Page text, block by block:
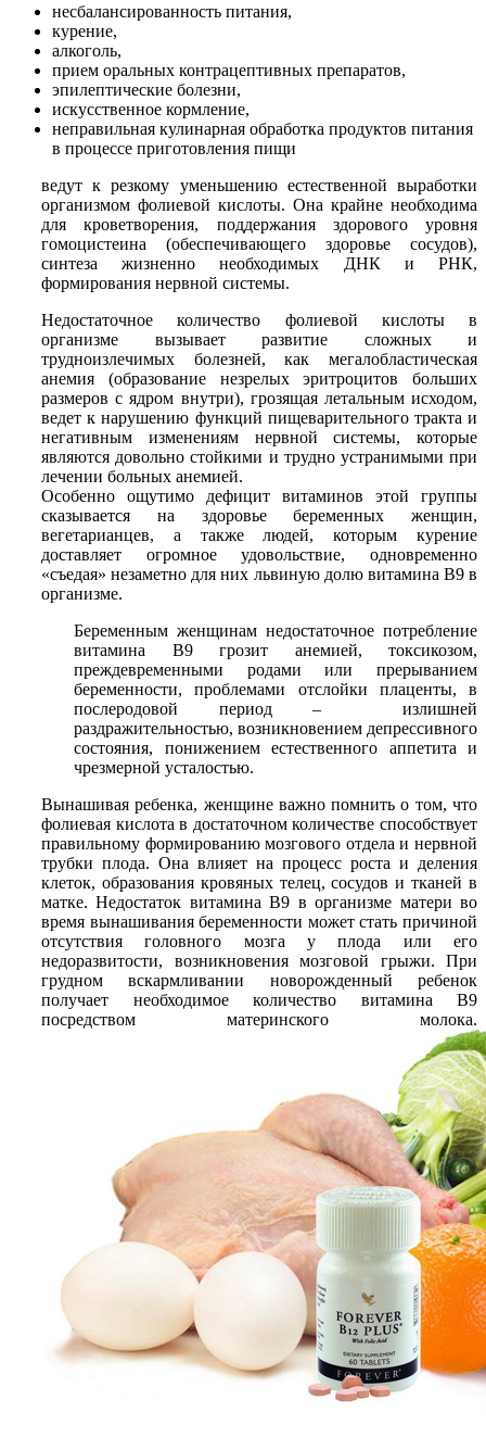
несбалансированность питания,
курение,
алкоголь,
прием оральных контрацептивных препаратов,
эпилептические болезни,
искусственное кормление,
неправильная кулинарная обработка продуктов питания
в процессе приготовления пищи
ведут к резкому уменьшению естественной выработки
организмом фолиевой кислоты. Она крайне необходима
для кроветворения, поддержания здорового уровня
гомоцистеина (обеспечивающего здоровье сосудов),
синтеза жизненно необходимых ДНК и РНК,
формирования нервной системы.
Недостаточное количество фолиевой кислоты в
организме вызывает развитие сложных и
трудноизлечимых болезней, как мегалобластическая
анемия (образование незрелых эритроцитов больших
размеров с ядром внутри), грозящая летальным исходом,
ведет к нарушению функций пищеварительного тракта и
негативным изменениям нервной системы, которые
являются довольно стойкими и трудно устранимыми при
лечении больных анемией.
Особенно ощутимо дефицит витаминов этой группы
сказывается на здоровье беременных женщин,
вегетарианцев, а также людей, которым курение
доставляет огромное удовольствие, одновременно
«съедая» незаметно для них львиную долю витамина В9 в
организме.
Беременным женщинам недостаточное потребление
витамина В9 грозит анемией, токсикозом,
преждевременными родами или прерыванием
беременности, проблемами отслойки плаценты, в
послеродовой период – излишней
раздражительностью, возникновением депрессивного
состояния, понижением естественного аппетита и
чрезмерной усталостью.
Вынашивая ребенка, женщине важно помнить о том, что
фолиевая кислота в достаточном количестве способствует
правильному формированию мозгового отдела и нервной
трубки плода. Она влияет на процесс роста и деления
клеток, образования кровяных телец, сосудов и тканей в
матке. Недостаток витамина В9 в организме матери во
время вынашивания беременности может стать причиной
отсутствия головного мозга у плода или его
недоразвитости, возникновения мозговой грыжи. При
грудном вскармливании новорожденный ребенок
получает необходимое количество витамина В9
посредством материнского молока.